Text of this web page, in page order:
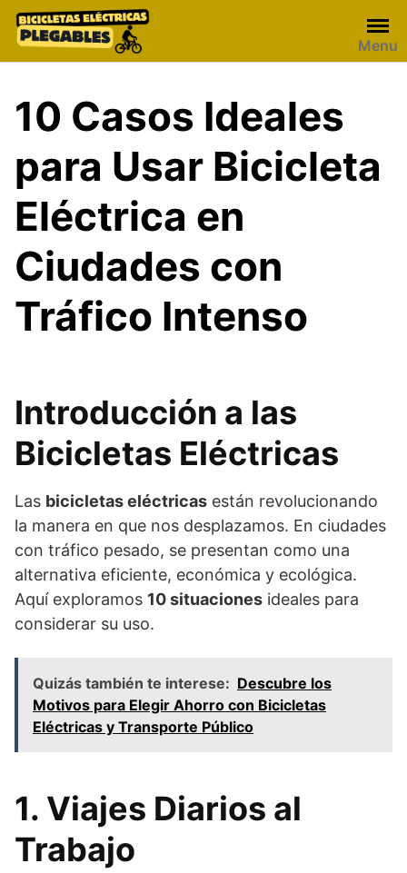
Skip
Menu
10 Casos Ideales
para Usar Bicicleta
Eléctrica en
Ciudades con
Tráfico Intenso
Introducción a las
Bicicletas Eléctricas
Las bicicletas eléctricas están revolucionando
la manera en que nos desplazamos. En ciudades
con tráfico pesado, se presentan como una
alternativa eficiente, económica y ecológica.
Aquí exploramos 10 situaciones ideales para
considerar su uso.
Quizás también te interese: Descubre los
Motivos para Elegir Ahorro con Bicicletas
Eléctricas y Transporte Público
1. Viajes Diarios al
Trabajo